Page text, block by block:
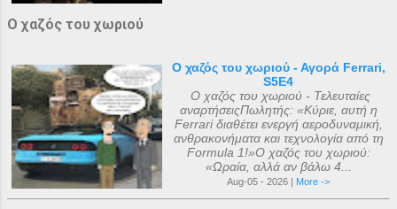
Ο χαζός του χωριού
Ο χαζός του χωριού - Αγορά Ferrari,
S5E4
Ο χαζός του χωριού - Τελευταίες
αναρτήσειςΠωλητής: «Κύριε, αυτή η
Ferrari διαθέτει ενεργή αεροδυναμική,
ανθρακονήματα και τεχνολογία από τη
Formula 1!»Ο χαζός του χωριού:
«Ωραία, αλλά αν βάλω 4...
Aug-05 - 2026 | More ->